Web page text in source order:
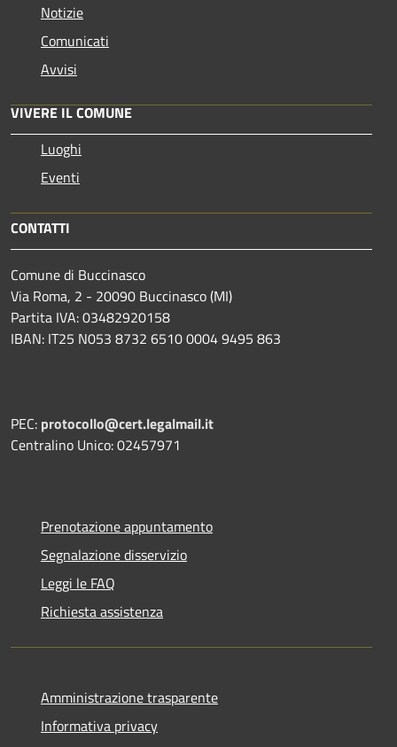
Notizie
Comunicati
Avvisi
VIVERE IL COMUNE
Luoghi
Eventi
CONTATTI
Comune di Buccinasco
Via Roma, 2 - 20090 Buccinasco (MI)
Partita IVA: 03482920158
IBAN: IT25 N053 8732 6510 0004 9495 863
PEC: protocollo@cert.legalmail.it
Centralino Unico: 02457971
Prenotazione appuntamento
Segnalazione disservizio
Leggi le FAQ
Richiesta assistenza
Amministrazione trasparente
Informativa privacy